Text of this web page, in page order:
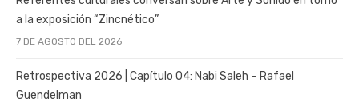
a la exposición “Zincnético”
7 DE AGOSTO DEL 2026
Retrospectiva 2026 | Capítulo 04: Nabi Saleh – Rafael
Guendelman